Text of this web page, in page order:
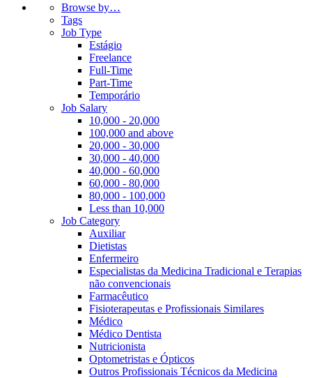
Browse by…
Tags
Job Type
Estágio
Freelance
Full-Time
Part-Time
Temporário
Job Salary
10,000 - 20,000
100,000 and above
20,000 - 30,000
30,000 - 40,000
40,000 - 60,000
60,000 - 80,000
80,000 - 100,000
Less than 10,000
Job Category
Auxiliar
Dietistas
Enfermeiro
Especialistas da Medicina Tradicional e Terapias
não convencionais
Farmacêutico
Fisioterapeutas e Profissionais Similares
Médico
Médico Dentista
Nutricionista
Optometristas e Ópticos
Outros Profissionais Técnicos da Medicina